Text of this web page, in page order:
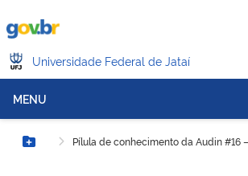
Universidade Federal de Jataí
MENU
Botão MenuPílula de conhecimento da Audin #16